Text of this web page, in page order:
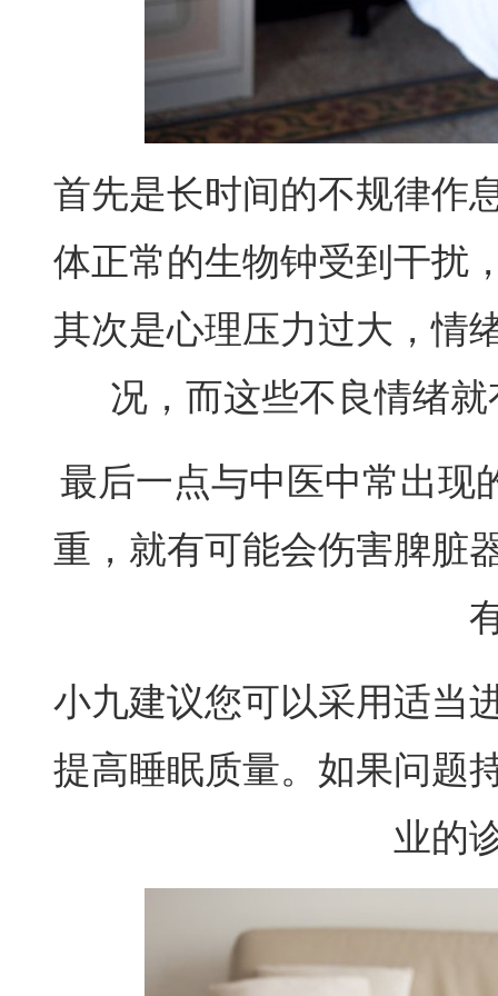
首先是长时间的不规律作
体正常的生物钟受到干扰
其次是心理压力过大，情
况，而这些不良情绪
最后一点与中医中常出现
重，就有可能会伤害脾脏
小九建议您可以采用适当
提高睡眠质量。如果问题
业的